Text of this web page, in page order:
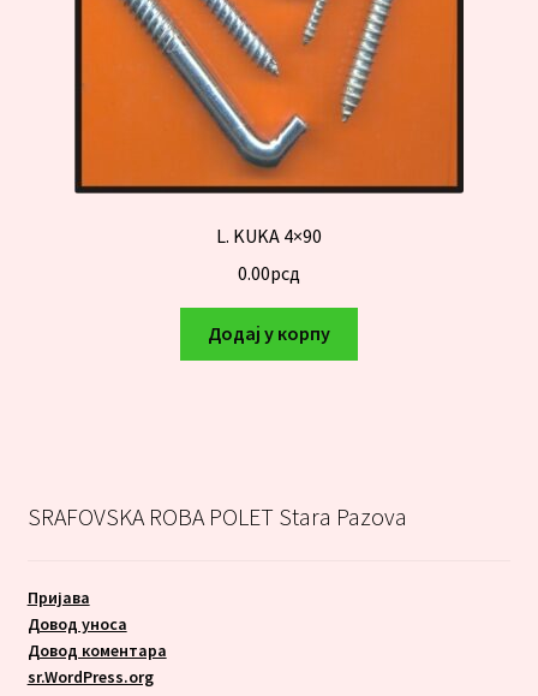
L. KUKA 4×90
0.00рсд
Додај у корпу
SRAFOVSKA ROBA POLET Stara Pazova
Пријава
Довод уноса
Довод коментара
sr.WordPress.org